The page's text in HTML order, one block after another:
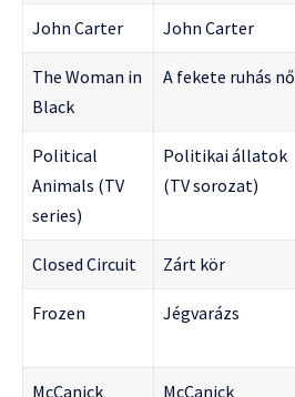
John Carter John Carter
The Woman in
Black
A fekete ruhás nő
Political
Animals (TV
series)
Politikai állatok
(TV sorozat)
Closed Circuit Zárt kör
Frozen Jégvarázs
McCanick McCanick